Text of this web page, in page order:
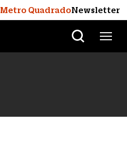
Metro QuadradoNewsletter